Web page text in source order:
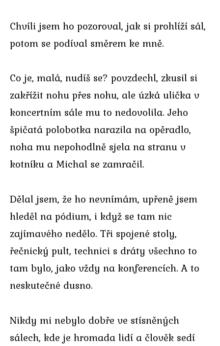
Chvíli jsem ho pozoroval, jak si prohlíží sál,
potom se podíval směrem ke mně.
Co je, malá, nudíš se? povzdechl, zkusil si
zakřížit nohu přes nohu, ale úzká ulička v
koncertním sále mu to nedovolila. Jeho
špičatá polobotka narazila na opěradlo,
noha mu nepohodlně sjela na stranu v
kotníku a Michal se zamračil.
Dělal jsem, že ho nevnímám, upřeně jsem
hleděl na pódium, i když se tam nic
zajímavého nedělo. Tři spojené stoly,
řečnický pult, technici s dráty všechno to
tam bylo, jako vždy na konferencích. A to
neskutečné dusno.
Nikdy mi nebylo dobře ve stísněných
sálech, kde je hromada lidí a člověk sedí